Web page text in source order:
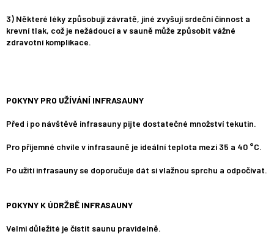
3) Některé léky způsobují závratě, jiné zvyšují srdeční činnost a
krevní tlak, což je nežádoucí a v sauně může způsobit vážné
zdravotní komplikace.
POKYNY PRO UŽÍVÁNÍ INFRASAUNY
Před i po návštěvě infrasauny pijte dostatečné množství tekutin.
Pro příjemné chvíle v infrasauně je ideální teplota mezi 35 a 40 °C.
Po užití infrasauny se doporučuje dát si vlažnou sprchu a odpočívat.
POKYNY K ÚDRŽBĚ INFRASAUNY
Velmi důležité je čistit saunu pravidelně.